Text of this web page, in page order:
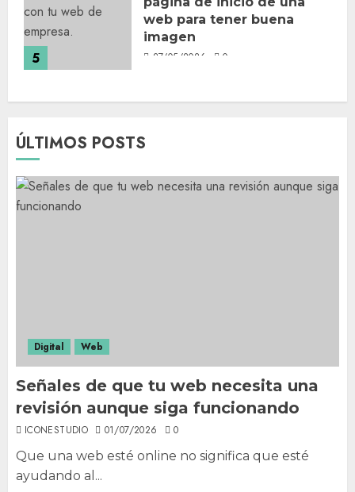
5
web para tener buena
imagen
27/05/2026 0
ÚLTIMOS POSTS
Digital Web
Señales de que tu web necesita una
revisión aunque siga funcionando
ICONESTUDIO 01/07/2026 0
Que una web esté online no significa que esté
ayudando al...